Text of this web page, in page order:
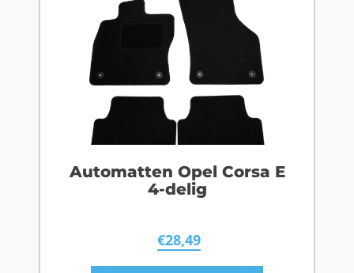
Automatten Opel Corsa E
4-delig
€28,49